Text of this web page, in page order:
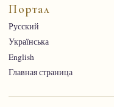
Портал
Русский
Українська
English
Главная страница